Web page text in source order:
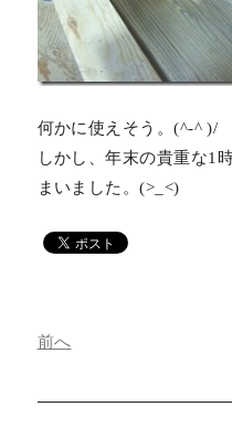
何かに使えそう。(^-^ )/
しかし、年末の貴重な1
まいました。(>_<)
前へ